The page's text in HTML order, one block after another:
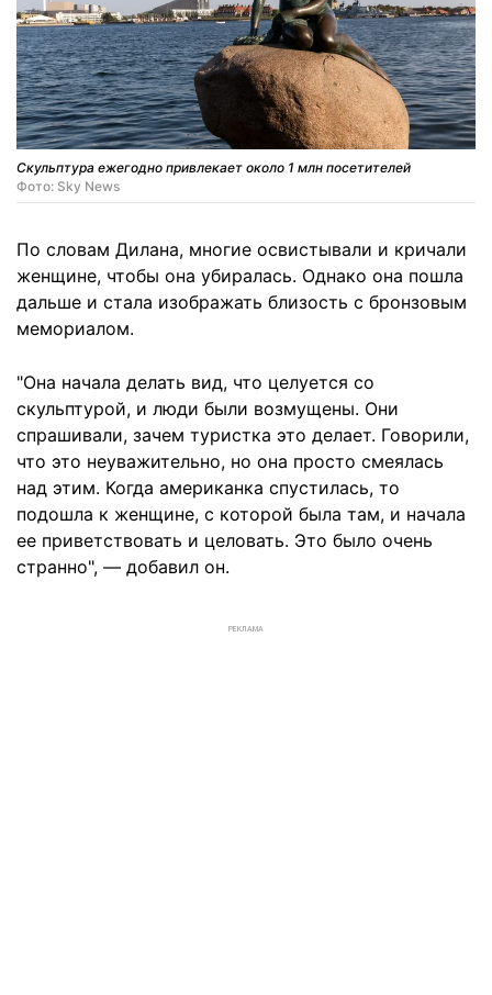
Скульптура ежегодно привлекает около 1 млн посетителей
Фото: Sky News
По словам Дилана, многие освистывали и кричали
женщине, чтобы она убиралась. Однако она пошла
дальше и стала изображать близость с бронзовым
мемориалом.
"Она начала делать вид, что целуется со
скульптурой, и люди были возмущены. Они
спрашивали, зачем туристка это делает. Говорили,
что это неуважительно, но она просто смеялась
над этим. Когда американка спустилась, то
подошла к женщине, с которой была там, и начала
ее приветствовать и целовать. Это было очень
странно", — добавил он.
РЕКЛАМА